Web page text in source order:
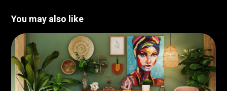
You may also like